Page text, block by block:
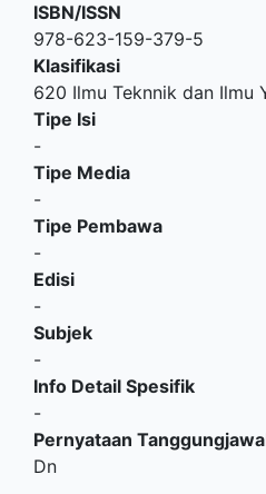
ISBN/ISSN
978-623-159-379-5
Klasifikasi
620 Ilmu Teknnik dan Ilmu
Tipe Isi
-
Tipe Media
-
Tipe Pembawa
-
Edisi
-
Subjek
-
Info Detail Spesifik
-
Pernyataan
Dn